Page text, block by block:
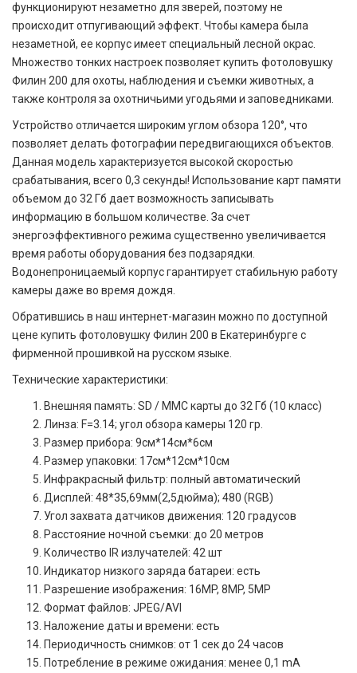
функционируют незаметно для зверей, поэтому не
происходит отпугивающий эффект. Чтобы камера была
незаметной, ее корпус имеет специальный лесной окрас.
Множество тонких настроек позволяет купить фотоловушку
Филин 200 для охоты, наблюдения и съемки животных, а
также контроля за охотничьими угодьями и заповедниками.
Устройство отличается широким углом обзора 120°, что
позволяет делать фотографии передвигающихся объектов.
Данная модель характеризуется высокой скоростью
срабатывания, всего 0,3 секунды! Использование карт памяти
объемом до 32 Гб дает возможность записывать
информацию в большом количестве. За счет
энергоэффективного режима существенно увеличивается
время работы оборудования без подзарядки.
Водонепроницаемый корпус гарантирует стабильную работу
камеры даже во время дождя.
Обратившись в наш интернет-магазин можно по доступной
цене купить фотоловушку Филин 200 в Екатеринбурге с
фирменной прошивкой на русском языке.
Технические характеристики:
Внешняя память: SD / MMC карты до 32 Гб (10 класс)
Линза: F=3.14; угол обзора камеры 120 гр.
Размер прибора: 9см*14см*6см
Размер упаковки: 17см*12см*10см
Инфракрасный фильтр: полный автоматический
Дисплей: 48*35,69мм(2,5дюйма); 480 (RGB)
Угол захвата датчиков движения: 120 градусов
Расстояние ночной съемки: до 20 метров
Количество IR излучателей: 42 шт
Индикатор низкого заряда батареи: есть
Разрешение изображения: 16MP, 8MP, 5MP
Формат файлов: JPEG/AVI
Наложение даты и времени: есть
Периодичность снимков: от 1 сек до 24 часов
Потребление в режиме ожидания: менее 0,1 mA